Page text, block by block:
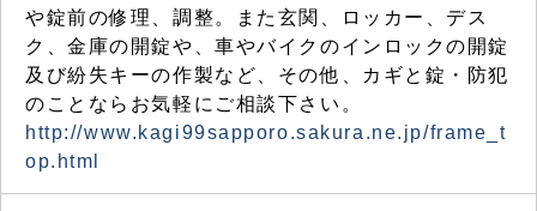
や錠前の修理、調整。また玄関、ロッカー、デス
ク、金庫の開錠や、車やバイクのインロックの開錠
及び紛失キーの作製など、その他、カギと錠・防犯
のことならお気軽にご相談下さい。
http://www.kagi99sapporo.sakura.ne.jp/frame_t
op.html